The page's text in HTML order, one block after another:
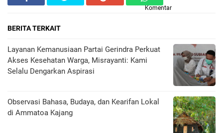
Komentar
BERITA TERKAIT
Layanan Kemanusiaan Partai Gerindra Perkuat
Akses Kesehatan Warga, Misrayanti: Kami
Selalu Dengarkan Aspirasi
Observasi Bahasa, Budaya, dan Kearifan Lokal
di Ammatoa Kajang